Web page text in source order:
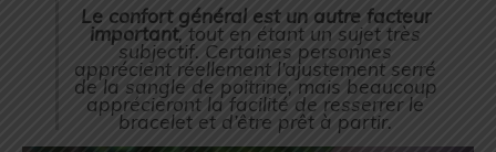
Le confort général est un autre facteur
important, tout en étant un sujet très
subjectif. Certaines personnes
apprécient réellement l’ajustement serré
de la sangle de poitrine, mais beaucoup
apprécieront la facilité de resserrer le
bracelet et d’être prêt à partir.